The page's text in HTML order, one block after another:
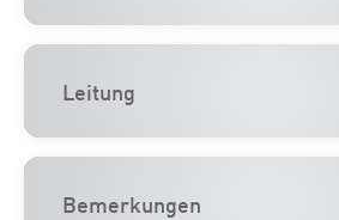
Leitung
Bemerkungen